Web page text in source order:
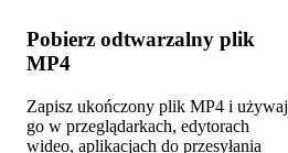
Pobierz odtwarzalny plik
MP4
Zapisz ukończony plik MP4 i używaj
go w przeglądarkach, edytorach
wideo, aplikacjach do przesyłania